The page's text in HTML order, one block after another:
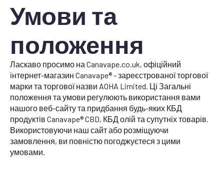
Умови та
положення
Ласкаво просимо на Canavape.co.uk, офіційний
інтернет-магазин Canavape® - зареєстрованої торгової
марки та торгової назви AOHA Limited. Ці Загальні
положення та умови регулюють використання вами
нашого веб-сайту та придбання будь-яких КБД
продуктів Canavape® CBD, КБД олій та супутніх товарів.
Використовуючи наш сайт або розміщуючи
замовлення, ви повністю погоджуєтеся з цими
умовами.